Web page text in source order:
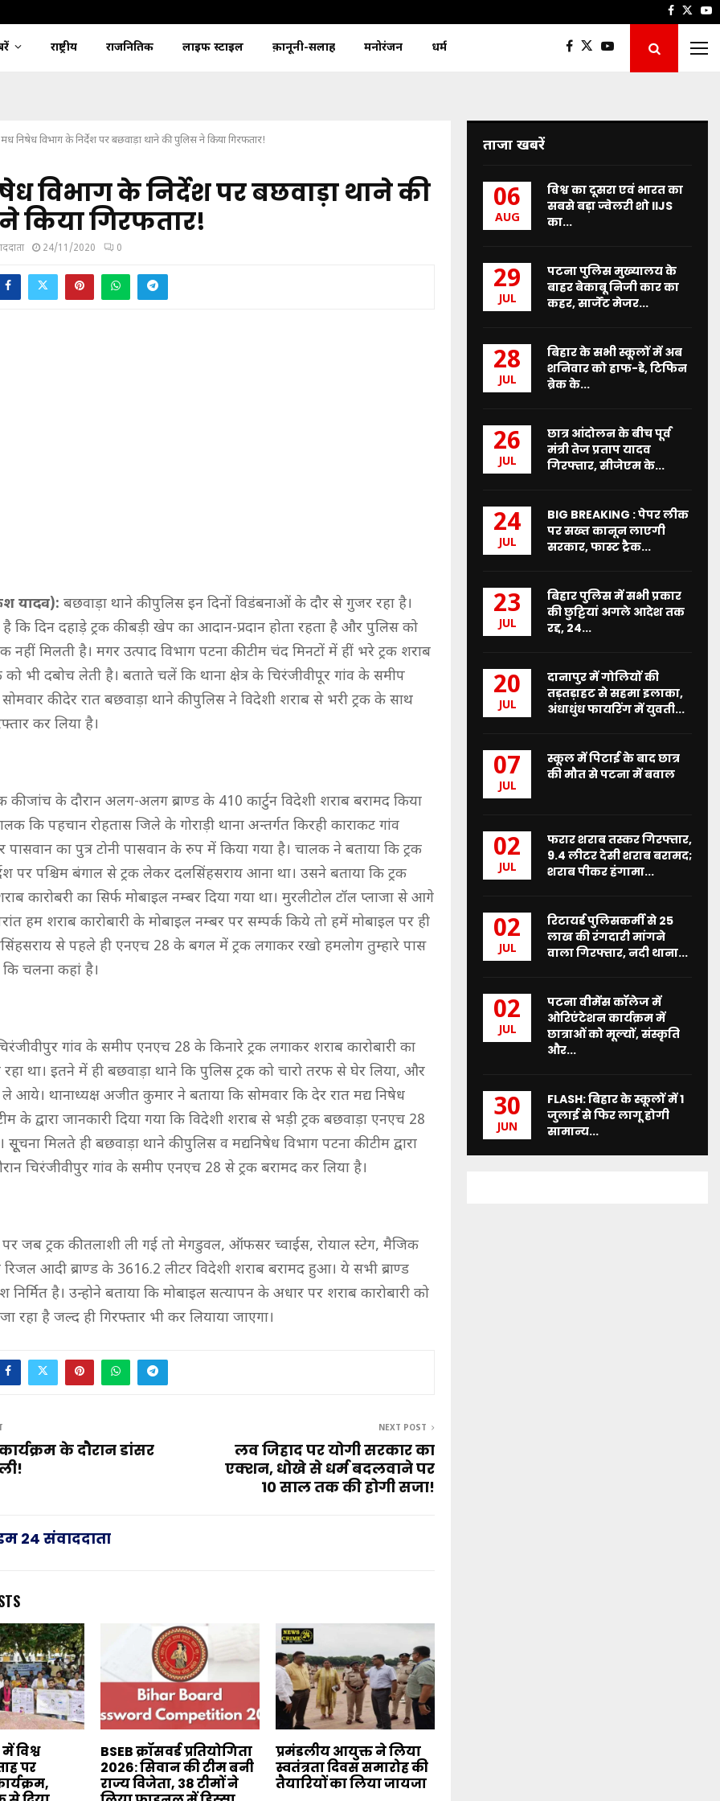
राष्ट्रीय राजनितिक लाइफ स्टाइल क़ानूनी-सलाह मनोरंजन धर्म
मध निषेध विभाग के निर्देश पर बछवाड़ा थाने की पुलिस ने किया गिरफतार!
विभाग के निर्देश पर बछवाड़ा थाने की
किया गिरफतार!
24/11/2020 0
यादव): बछवाड़ा थाने की पुलिस इन दिनों विडंबनाओं के दौर से गुजर रहा है।
कि दिन दहाड़े ट्रक की बड़ी खेप का आदान-प्रदान होता रहता है और पुलिस को
मिलती है। मगर उत्पाद विभाग पटना की टीम चंद मिनटों में हीं भरे ट्रक शराब
भी दबोच लेती है। बताते चलें कि थाना क्षेत्र के चिरंजीवीपूर गांव के समीप
की देर रात बछवाड़ा थाने की पुलिस ने विदेशी शराब से भरी ट्रक के साथ
कर लिया है।
की जांच के दौरान अलग-अलग ब्राण्ड के 410 कार्टुन विदेशी शराब बरामद किया
कि पहचान रोहतास जिले के गोराड़ी थाना अन्तर्गत किरही काराकट गांव
पासवान का पुत्र टोनी पासवान के रुप में किया गया है। चालक ने बताया कि ट्रक
पर पश्चिम बंगाल से ट्रक लेकर दलसिंहसराय आना था। उसने बताया कि ट्रक
कारोबरी का सिर्फ मोबाइल नम्बर दिया गया था। मुरलीटोल टॉल प्लाजा से आगे
हम शराब कारोबारी के मोबाइल नम्बर पर सम्पर्क किये तो हमें मोबाइल पर ही
से पहले ही एनएच 28 के बगल में ट्रक लगाकर रखो हमलोग तुम्हारे पास
चलना कहां है।
गांव के समीप एनएच 28 के किनारे ट्रक लगाकर शराब कारोबारी का
था। इतने में ही बछवाड़ा थाने कि पुलिस ट्रक को चारो तरफ से घेर लिया, और
ले आये। थानाध्यक्ष अजीत कुमार ने बताया कि सोमवार कि देर रात मद्य निषेध
के द्वारा जानकारी दिया गया कि विदेशी शराब से भड़ी ट्रक बछवाड़ा एनएच 28
मिलते ही बछवाड़ा थाने की पुलिस व मद्यनिषेध विभाग पटना की टीम द्वारा
चिरंजीवीपुर गांव के समीप एनएच 28 से ट्रक बरामद कर लिया है।
पर जब ट्रक की तलाशी ली गई तो मेगडुवल, ऑफसर च्वाईस, रोयाल स्टेग, मैजिक
आदी ब्राण्ड के 3616.2 लीटर विदेशी शराब बरामद हुआ। ये सभी ब्राण्ड
है। उन्होने बताया कि मोबाइल सत्यापन के अधार पर शराब कारोबारी को
रहा है जल्द ही गिरफ्तार भी कर लियाया जाएगा।
के दौरान डांसर
NEXT POST
लव जिहाद पर योगी सरकार का
एक्शन, धोखे से धर्म बदलवाने पर
10 साल तक की होगी सजा!
24 संवाददाता
विश्व
पर
BSEB क्रॉसवर्ड प्रतियोगिता
2026: सिवान की टीम बनी
राज्य विजेता, 38 टीमों ने
प्रमंडलीय आयुक्त ने लिया
स्वतंत्रता दिवस समारोह की
तैयारियों का लिया जायजा
ताजा खबरें
06
AUG
विश्व का दूसरा एवं भारत का
सबसे बड़ा ज्वेलरी शो IIJS
का...
29
JUL
पटना पुलिस मुख्यालय के
बाहर बेकाबू निजी कार का
कहर, सार्जेंट मेजर...
28
JUL
बिहार के सभी स्कूलों में अब
शनिवार को हाफ-डे, टिफिन
ब्रेक के...
26
JUL
छात्र आंदोलन के बीच पूर्व
मंत्री तेज प्रताप यादव
गिरफ्तार, सीजेएम के...
24
JUL
BIG BREAKING : पेपर लीक
पर सख्त कानून लाएगी
सरकार, फास्ट ट्रैक...
23
JUL
बिहार पुलिस में सभी प्रकार
की छुट्टियां अगले आदेश तक
रद्द, 24...
20
JUL
दानापुर में गोलियों की
तड़तड़ाहट से सहमा इलाका,
अंधाधुंध फायरिंग में युवती...
07
JUL
स्कूल में पिटाई के बाद छात्र
की मौत से पटना में बवाल
02
JUL
फरार शराब तस्कर गिरफ्तार,
9.4 लीटर देसी शराब बरामद;
शराब पीकर हंगामा...
02
JUL
रिटायर्ड पुलिसकर्मी से 25
लाख की रंगदारी मांगने
वाला गिरफ्तार, नदी थाना...
02
JUL
पटना वीमेंस कॉलेज में
ओरिएंटेशन कार्यक्रम में
छात्राओं को मूल्यों, संस्कृति
और...
30
JUN
FLASH: बिहार के स्कूलों में 1
जुलाई से फिर लागू होगी
सामान्य...